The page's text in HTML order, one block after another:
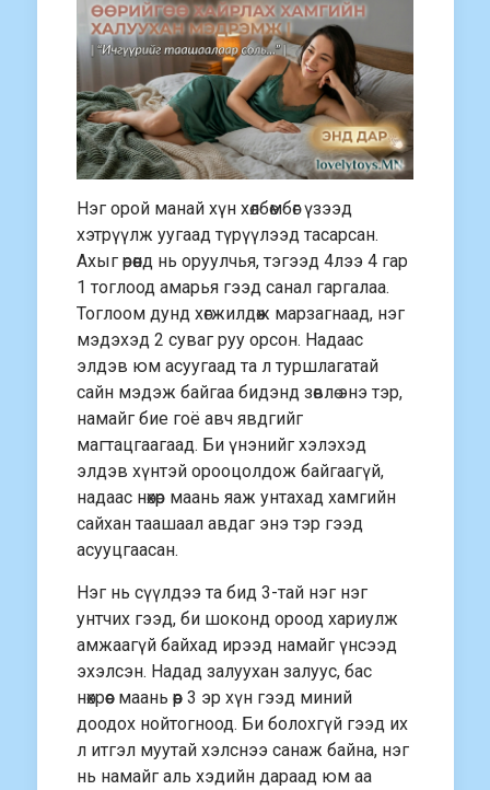
Нэг орой манай хүн хөлбөмбөг үзээд
хэтрүүлж уугаад түрүүлээд тасарсан.
Ахыг өрөөнд нь оруулчья, тэгээд 4лээ 4 гар
1 тоглоод амарья гээд санал гаргалаа.
Тоглоом дунд хөгжилдөж марзагнаад, нэг
мэдэхэд 2 суваг руу орсон. Надаас
элдэв юм асуугаад та л туршлагатай
сайн мэдэж байгаа бидэнд зөвлө энэ тэр,
намайг бие гоё авч явдгийг
магтацгаагаад. Би үнэнийг хэлэхэд
элдэв хүнтэй орооцолдож байгаагүй,
надаас нөхөр маань яаж унтахад хамгийн
сайхан таашаал авдаг энэ тэр гээд
асууцгаасан.
Нэг нь сүүлдээ та бид 3-тай нэг нэг
унтчих гээд, би шоконд ороод хариулж
амжаагүй байхад ирээд намайг үнсээд
эхэлсэн. Надад залуухан залуус, бас
нөхрөөс маань өөр 3 эр хүн гээд миний
доодох нойтогноод. Би болохгүй гээд их
л итгэл муутай хэлснээ санаж байна, нэг
нь намайг аль хэдийн дараад юм аа